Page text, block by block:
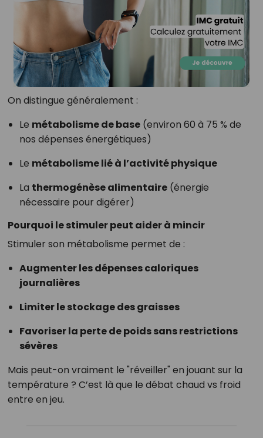
On distingue généralement :
Le métabolisme de base(environ 60 à 75 % de
nos dépenses énergétiques)
Le métabolisme lié à l’activité physique
La thermogénèse alimentaire(énergie
nécessaire pour digérer)
Pourquoi le stimuler peut aider à mincir
Stimuler son métabolisme permet de :
Augmenter les dépenses caloriques
journalières
Limiter le stockage des graisses
Favoriser la perte de poids sans restrictions
sévères
Mais peut-on vraiment le "réveiller" en jouant sur la
température ? C’est là que le débat chaud vs froid
entre en jeu.